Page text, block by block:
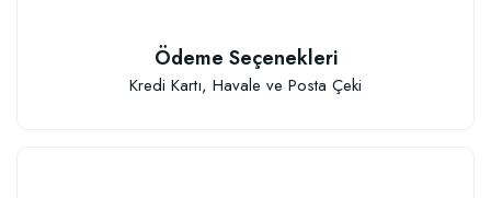
Ödeme Seçenekleri
Kredi Kartı, Havale ve Posta Çeki